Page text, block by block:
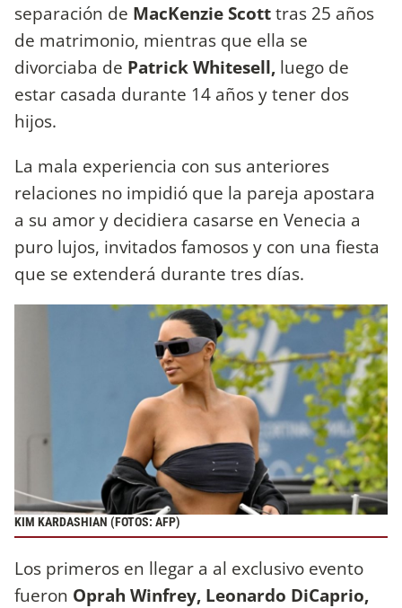
separación de MacKenzie Scotttras 25 años
de matrimonio, mientras que ella se
divorciaba de Patrick Whitesell, luego de
estar casada durante 14 años y tener dos
hijos.
La mala experiencia con sus anteriores
relaciones no impidió que la pareja apostara
a su amor y decidiera casarse en Venecia a
puro lujos, invitados famosos y con una fiesta
que se extenderá durante tres días.
KIM KARDASHIAN (FOTOS: AFP)
Los primeros en llegar a al exclusivo evento
fueron Oprah Winfrey, Leonardo DiCaprio,